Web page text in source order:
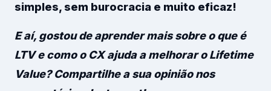
simples, sem burocracia e muito eficaz!
E aí, gostou de aprender mais sobre o que é
LTV e como o CX ajuda a melhorar o Lifetime
Value? Compartilhe a sua opinião nos